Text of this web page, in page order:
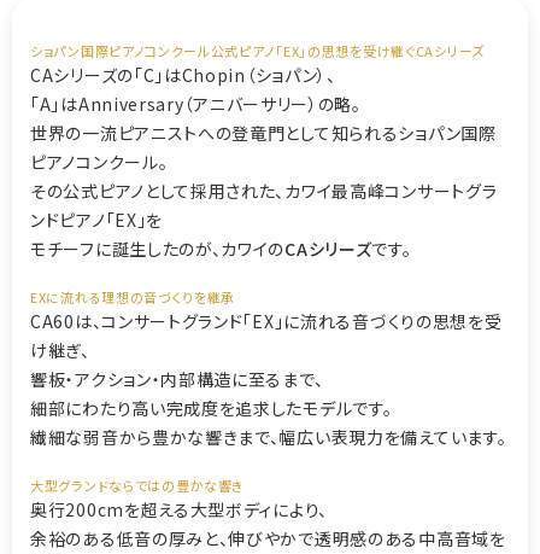
ショパン国際ピアノコンクール公式ピアノ「EX」の思想を受け継ぐCAシリーズ
CAシリーズの「C」はChopin（ショパン）、
「A」はAnniversary（アニバーサリー）の略。
世界の一流ピアニストへの登竜門として知られるショパン国際
ピアノコンクール。
その公式ピアノとして採用された、カワイ最高峰コンサートグラ
ンドピアノ「EX」を
モチーフに誕生したのが、カワイのCAシリーズです。
EXに流れる理想の音づくりを継承
CA60は、コンサートグランド「EX」に流れる音づくりの思想を受
け継ぎ、
響板・アクション・内部構造に至るまで、
細部にわたり高い完成度を追求したモデルです。
繊細な弱音から豊かな響きまで、幅広い表現力を備えています。
大型グランドならではの豊かな響き
奥行200cmを超える大型ボディにより、
余裕のある低音の厚みと、伸びやかで透明感のある中高音域を